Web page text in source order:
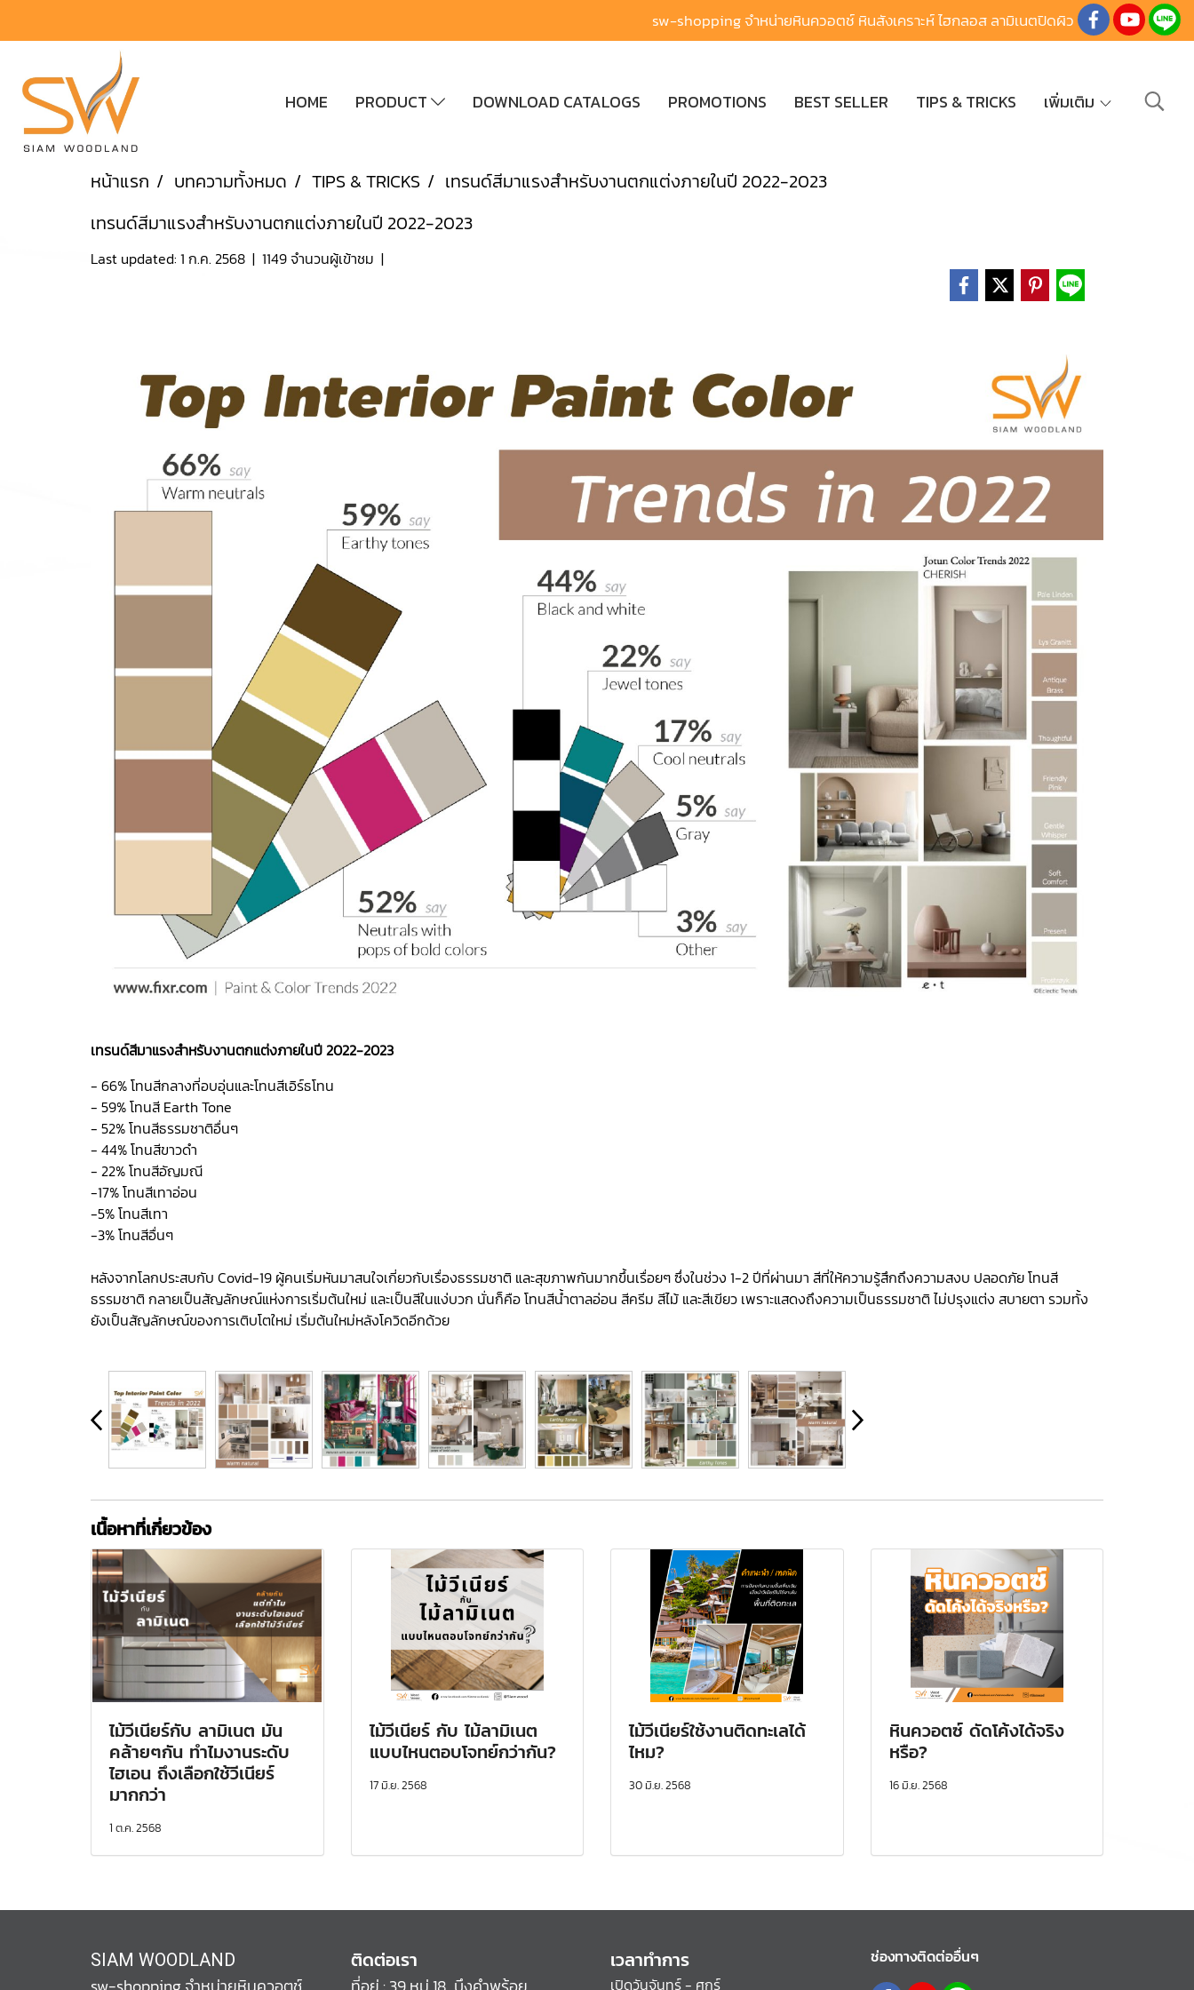
sw-shopping จำหน่ายหินควอตช์ หินสังเคราะห์ ไฮกลอส ลามิเนตปิดผิว
HOME PRODUCT DOWNLOAD CATALOGS PROMOTIONS BEST SELLER TIPS & TRICKS เพิ่มเติม
หน้าแรก บทความทั้งหมด TIPS & TRICKS
เทรนด์สีมาแรงสำหรับงานตกแต่งภายในปี 2022-2023
เทรนด์สีมาแรงสำหรับงานตกแต่งภายในปี 2022-2023
Last updated: 1 ก.ค. 2568 | 1149 จำนวนผู้เข้าชม |
เทรนด์สีมาแรงสำหรับงานตกแต่งภายในปี 2022-2023
- 66% โทนสีกลางที่อบอุ่นและโทนสีเอิร์ธโทน
- 59% โทนสี Earth Tone
- 52% โทนสีธรรมชาติอื่นๆ
- 44% โทนสีขาวดำ
- 22% โทนสีอัญมณี
-17% โทนสีเทาอ่อน
-5% โทนสีเทา
-3% โทนสีอื่นๆ
หลังจากโลกประสบกับ Covid-19 ผู้คนเริ่มหันมาสนใจเกี่ยวกับเรื่องธรรมชาติ และสุขภาพกันมากขึ้นเรื่อยๆ ซึ่งในช่วง 1-2 ปีที่ผ่านมา สีที่ให้ความรู้สึกถึงความสงบ ปลอดภัย โทนสี
ธรรมชาติ กลายเป็นสัญลักษณ์แห่งการเริ่มต้นใหม่ และเป็นสีในแง่บวก นั่นก็คือ โทนสีน้ำตาลอ่อน สีครีม สีไม้ และสีเขียว เพราะแสดงถึงความเป็นธรรมชาติ ไม่ปรุงแต่ง สบายตา รวมทั้ง
ยังเป็นสัญลักษณ์ของการเติบโตใหม่ เริ่มต้นใหม่หลังโควิดอีกด้วย
เนื้อหาที่เกี่ยวข้อง
ไม้วีเนียร์กับ ลามิเนต มัน
คล้ายๆกัน ทำไมงานระดับ
ไฮเอน ถึงเลือกใช้วีเนียร์
มากกว่า
1 ต.ค. 2568
ไม้วีเนียร์ กับ ไม้ลามิเนต
แบบไหนตอบโจทย์กว่ากัน?
17 มิ.ย. 2568
ไม้วีเนียร์ใช้งานติดทะเลได้
ไหม?
30 มิ.ย. 2568
หินควอตซ์ ดัดโค้งได้จริง
หรือ?
16 มิ.ย. 2568
SIAM WOODLAND ติดต่อเรา เวลาทำการ
เปิดวันจันทร์ - ศุกร์
ช่องทางติดต่ออื่นๆ